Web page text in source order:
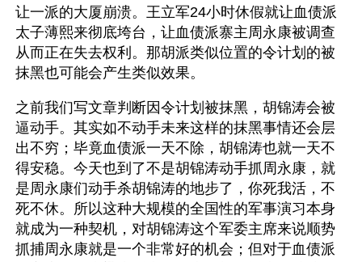
让一派的大厦崩溃。王立军24小时休假就让血债派
太子薄熙来彻底垮台，让血债派寨主周永康被调查
从而正在失去权利。那胡派类似位置的令计划的被
抹黑也可能会产生类似效果。
之前我们写文章判断因令计划被抹黑，胡锦涛会被
逼动手。其实如不动手未来这样的抹黑事情还会层
出不穷；毕竟血债派一天不除，胡锦涛也就一天不
得安稳。今天也到了不是胡锦涛动手抓周永康，就
是周永康们动手杀胡锦涛的地步了，你死我活，不
死不休。所以这种大规模的全国性的军事演习本身
就成为一种契机，对胡锦涛这个军委主席来说顺势
抓捕周永康就是一个非常好的机会；但对于血债派